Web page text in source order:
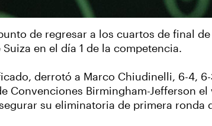
de regresar a los cuartos de final
Suiza en el día 1 de la competencia.
derrotó a Marco Chiudinelli, 6-4,
Convenciones Birmingham-Jefferson
su eliminatoria de primera ronda